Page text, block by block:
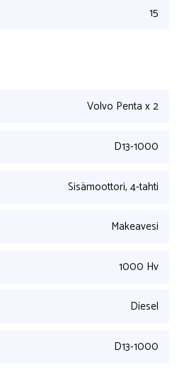
15
Volvo Penta x 2
D13-1000
Sisämoottori, 4-tahti
Makeavesi
1000 Hv
Diesel
D13-1000